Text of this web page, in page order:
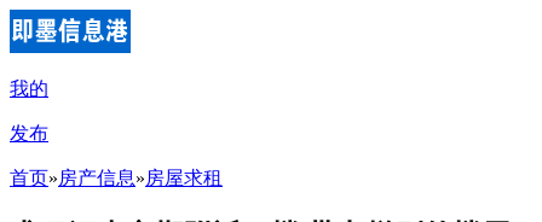
我的
发布
首页»房产信息»房屋求租